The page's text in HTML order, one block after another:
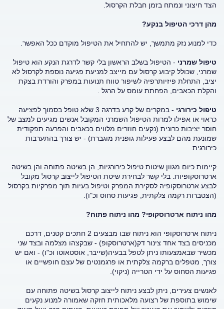
הצד חיצוני ונמתח בזמן חבלת הקרסול.
מהן דרכי הטיפול בנקע?
כדי למנוע נזק מתמשך, יש להתחיל את הטיפול מוקדם ככל האפשר.
טיפול שמרני - הטיפול בשלב הראשון בלי קשר לדרגת הנקע הוא טיפול
שמרני, שכולל קיבוע קרסול עם מייצב למניעת פגיעה נוספת לקרסול לא
יציב, התחלת פיזיותרפיה לשיפור טווח תנועות במפרק והורדת בצקת
והקלת הכאבים, הפחתת עומס על הרגל .
טיפול כירורגי
- במקרים של קרע בדרגה 3 שלא טופל בסמוך לפציעה
כראוי או אפילו למרות הטיפול השמרני המקובל אנשים מגיעים למצב של
חוסר יציבות כרונית (נקעים חוזרים מלווים בכאבים והפרעה תפקודית
שמונעת מהם לבצע פעילות גופנית מוגברת) - יש צורך בהתערבות
כירורגית.
קיימות כיום מגוון שיטות טיפול כירורגיות, הן בשיטה פתוחה והן בשיטה
ארטרוסקופיות. בלי קשר לבחירת שיטת הטיפול לייצוב קרסול מקובל
לבצע ארטרוסקופיה לסקירת המפרק וטיפול בעיות תוך מפרקיות בקרסול
(הצטברות רקמה צלקתית, פגיעות סחוס וכ"ו).
מהו ניתוח ארטרוסקופי? מהו ניתוח פתוח?
ניתוח ארטרוסקופי הוא ניתוח שבו מבצעים 2 חתכים קטנים, דרכם
מכניסים בצד אחד צינור דק(ארטרוסקופ) - שבקצהו מצלמה ובצד שני
מכשיר שבאמצעותו ניתן לטפל בבעיה(שייבר, אוסטאוטו וכ"ו) - ואם יש
צורך, מטפלים ברקמה צלקתית או פרגמנטים של עצם חופשיים או
פגיעות הסחוס על ידי הטרייה (ניקוי).
לאנשים צעירים, ניתן לבצע ניתוח לייצוב קרסול בשיטה פתוחה עם
שימוש בתוספת של רצועה מלאכותית חזקה שאמורה למנוע נקעים